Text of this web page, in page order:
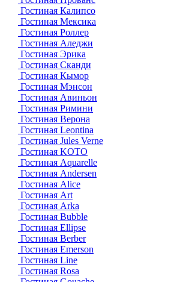
Гостиная Калипсо
Гостиная Мексика
Гостиная Роллер
Гостиная Аледжи
Гостиная Эрика
Гостиная Сканди
Гостиная Кымор
Гостиная Мэнсон
Гостиная Авиньон
Гостиная Римини
Гостиная Верона
Гостиная Leontina
Гостиная Jules Verne
Гостиная KOTO
Гостиная Aquarelle
Гостиная Andersen
Гостиная Alice
Гостиная Art
Гостиная Arka
Гостиная Bubble
Гостиная Ellipse
Гостиная Berber
Гостиная Emerson
Гостиная Line
Гостиная Rosa